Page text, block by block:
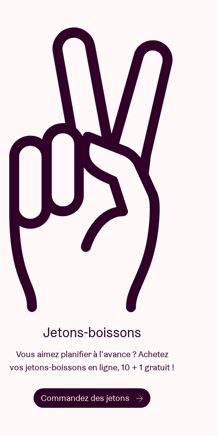
Jetons-boissons
Vous aimez planifier à l’avance ? Achetez
vos jetons-boissons en ligne, 10 + 1 gratuit !
Commandez des jetons